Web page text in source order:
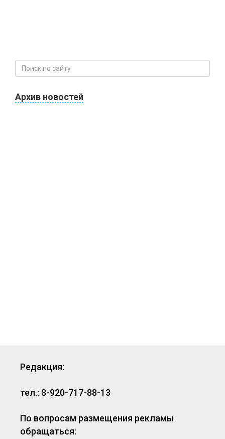
Архив новостей
Редакция:
тел.: 8-920-717-88-13
По вопросам размещения рекламы
обращаться: